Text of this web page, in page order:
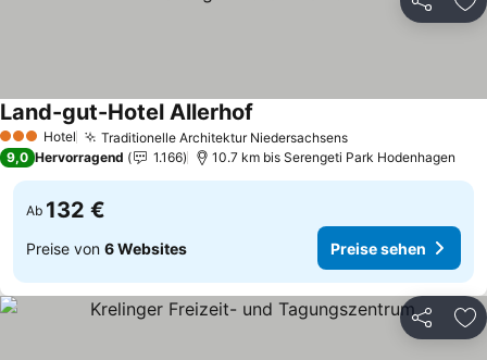
Teilen
3 SterneHotel Traditionelle Architektur NiedersachsensPreise sehen
Land-gut-Hotel Allerhof
9,0 Hervorragend 1.166 10.7 km bis Serengeti Park Hodenhagen
Ab 132 €
Preise von 6 Websites Preise sehen
Teilen